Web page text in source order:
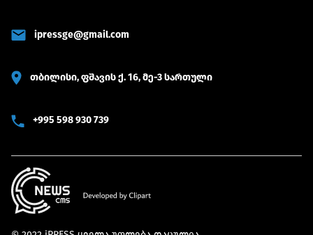
ipressge@gmail.com
თბილისი, ფშავის ქ. 16, მე-3 სართული
+995 598 930 739